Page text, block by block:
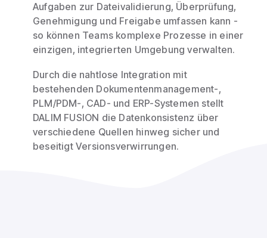
Aufgaben zur Dateivalidierung, Überprüfung,
Genehmigung und Freigabe umfassen kann -
so können Teams komplexe Prozesse in einer
einzigen, integrierten Umgebung verwalten.
Durch die nahtlose Integration mit
bestehenden Dokumentenmanagement-,
PLM/PDM-, CAD- und ERP-Systemen stellt
DALIM FUSION die Datenkonsistenz über
verschiedene Quellen hinweg sicher und
beseitigt Versionsverwirrungen.